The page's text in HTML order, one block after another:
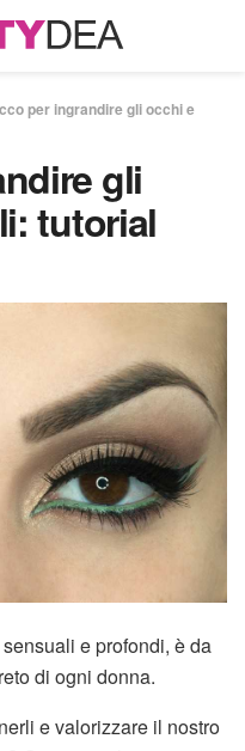
per ingrandire gli occhi e
gli
tutorial
sensuali e profondi, è da
di ogni donna.
e valorizzare il nostro